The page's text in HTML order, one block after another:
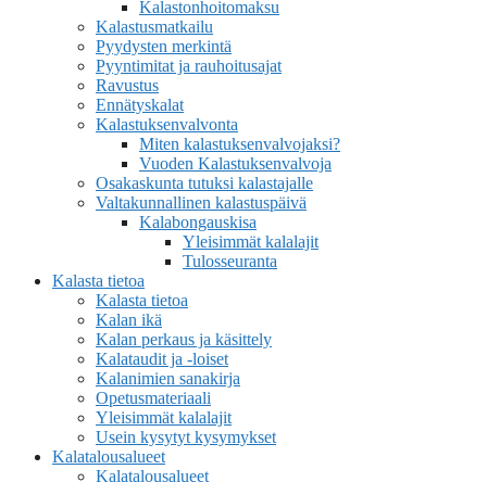
Kalastonhoitomaksu
Kalastusmatkailu
Pyydysten merkintä
Pyyntimitat ja rauhoitusajat
Ravustus
Ennätyskalat
Kalastuksenvalvonta
Miten kalastuksenvalvojaksi?
Vuoden Kalastuksenvalvoja
Osakaskunta tutuksi kalastajalle
Valtakunnallinen kalastuspäivä
Kalabongauskisa
Yleisimmät kalalajit
Tulosseuranta
Kalasta tietoa
Kalasta tietoa
Kalan ikä
Kalan perkaus ja käsittely
Kalataudit ja -loiset
Kalanimien sanakirja
Opetusmateriaali
Yleisimmät kalalajit
Usein kysytyt kysymykset
Kalatalousalueet
Kalatalousalueet